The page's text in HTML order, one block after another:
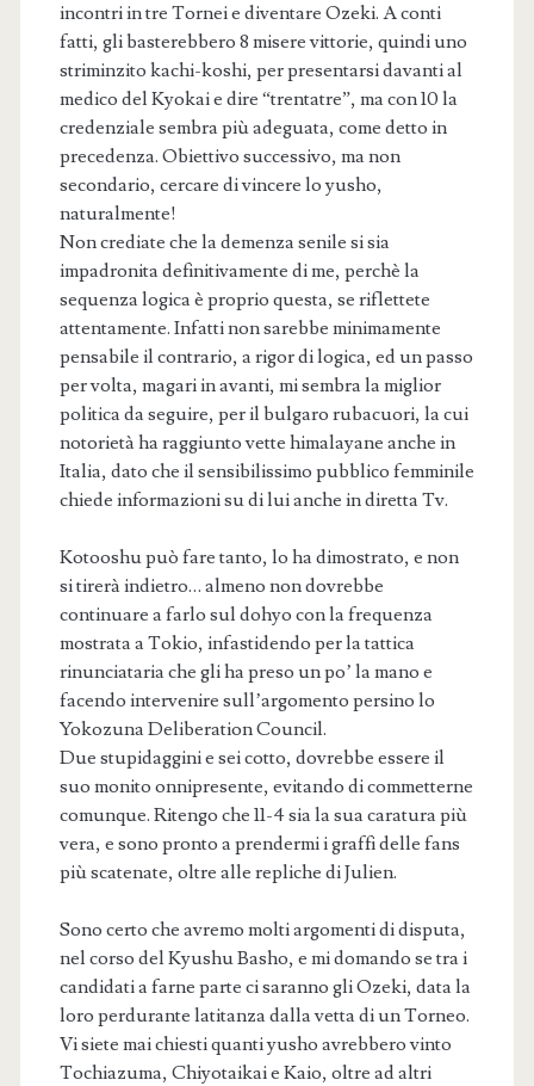
incontri in tre Tornei e diventare Ozeki. A conti
fatti, gli basterebbero 8 misere vittorie, quindi uno
striminzito kachi-koshi, per presentarsi davanti al
medico del Kyokai e dire “trentatre”, ma con 10 la
credenziale sembra più adeguata, come detto in
precedenza. Obiettivo successivo, ma non
secondario, cercare di vincere lo yusho,
naturalmente!
Non crediate che la demenza senile si sia
impadronita definitivamente di me, perchè la
sequenza logica è proprio questa, se riflettete
attentamente. Infatti non sarebbe minimamente
pensabile il contrario, a rigor di logica, ed un passo
per volta, magari in avanti, mi sembra la miglior
politica da seguire, per il bulgaro rubacuori, la cui
notorietà ha raggiunto vette himalayane anche in
Italia, dato che il sensibilissimo pubblico femminile
chiede informazioni su di lui anche in diretta Tv.
Kotooshu può fare tanto, lo ha dimostrato, e non
si tirerà indietro… almeno non dovrebbe
continuare a farlo sul dohyo con la frequenza
mostrata a Tokio, infastidendo per la tattica
rinunciataria che gli ha preso un po’ la mano e
facendo intervenire sull’argomento persino lo
Yokozuna Deliberation Council.
Due stupidaggini e sei cotto, dovrebbe essere il
suo monito onnipresente, evitando di commetterne
comunque. Ritengo che 11-4 sia la sua caratura più
vera, e sono pronto a prendermi i graffi delle fans
più scatenate, oltre alle repliche di Julien.
Sono certo che avremo molti argomenti di disputa,
nel corso del Kyushu Basho, e mi domando se tra i
candidati a farne parte ci saranno gli Ozeki, data la
loro perdurante latitanza dalla vetta di un Torneo.
Vi siete mai chiesti quanti yusho avrebbero vinto
Tochiazuma, Chiyotaikai e Kaio, oltre ad altri